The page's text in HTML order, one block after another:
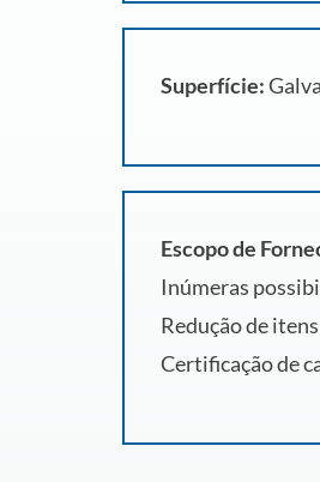
Superfície:
Escopo de
Inúmeras
Redução de
Certificação de